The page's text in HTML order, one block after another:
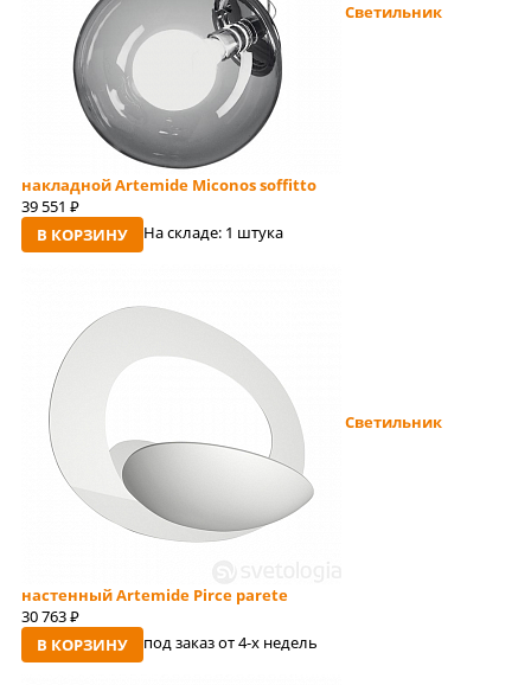
Светильник
накладной Artemide Miconos soffitto
39 551 руб
В КОРЗИНУ На складе: 1 штука
Светильник
настенный Artemide Pirce parete
30 763 руб
В КОРЗИНУ под заказ от 4-x недель